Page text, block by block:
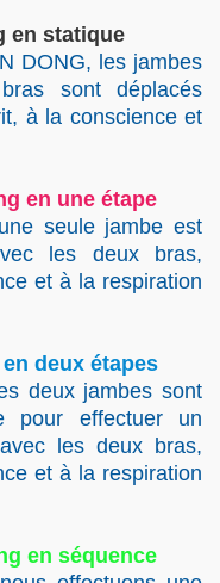
en statique
DONG, les jambes
sont déplacés
à la conscience et
en une étape
seule jambe est
les deux bras,
et à la respiration
deux étapes
deux jambes sont
pour effectuer un
les deux bras,
et à la respiration
en séquence